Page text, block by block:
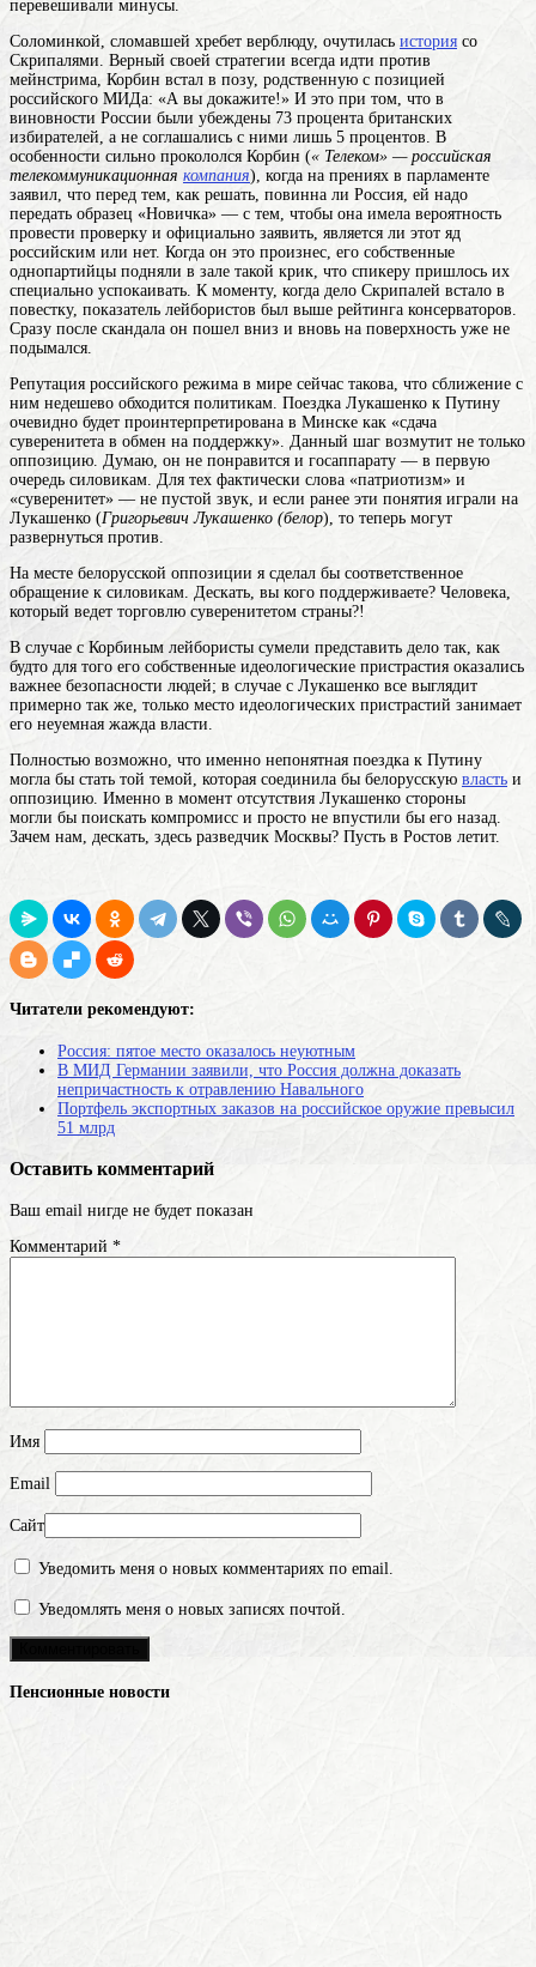
перевешивали минусы.
Соломинкой, сломавшей хребет верблюду, очутилась история со
Скрипалями. Верный своей стратегии всегда идти против
мейнстрима, Корбин встал в позу, родственную с позицией
российского МИДа: «А вы докажите!» И это при том, что в
виновности России были убеждены 73 процента британских
избирателей, а не соглашались с ними лишь 5 процентов. В
особенности сильно прокололся Корбин (« Телеком» — российская
телекоммуникационная компания), когда на прениях в парламенте
заявил, что перед тем, как решать, повинна ли Россия, ей надо
передать образец «Новичка» — с тем, чтобы она имела вероятность
провести проверку и официально заявить, является ли этот яд
российским или нет. Когда он это произнес, его собственные
однопартийцы подняли в зале такой крик, что спикеру пришлось их
специально успокаивать. К моменту, когда дело Скрипалей встало в
повестку, показатель лейбористов был выше рейтинга консерваторов.
Сразу после скандала он пошел вниз и вновь на поверхность уже не
подымался.
Репутация российского режима в мире сейчас такова, что сближение с
ним недешево обходится политикам. Поездка Лукашенко к Путину
очевидно будет проинтерпретирована в Минске как «сдача
суверенитета в обмен на поддержку». Данный шаг возмутит не только
оппозицию. Думаю, он не понравится и госаппарату — в первую
очередь силовикам. Для тех фактически слова «патриотизм» и
«суверенитет» — не пустой звук, и если ранее эти понятия играли на
Лукашенко (Григорьевич Лукашенко (белор), то теперь могут
развернуться против.
На месте белорусской оппозиции я сделал бы соответственное
обращение к силовикам. Дескать, вы кого поддерживаете? Человека,
который ведет торговлю суверенитетом страны?!
В случае с Корбиным лейбористы сумели представить дело так, как
будто для того его собственные идеологические пристрастия оказались
важнее безопасности людей; в случае с Лукашенко все выглядит
примерно так же, только место идеологических пристрастий занимает
его неуемная жажда власти.
Полностью возможно, что именно непонятная поездка к Путину
могла бы стать той темой, которая соединила бы белорусскую власть и
оппозицию. Именно в момент отсутствия Лукашенко стороны
могли бы поискать компромисс и просто не впустили бы его назад.
Зачем нам, дескать, здесь разведчик Москвы? Пусть в Ростов летит.
Читатели рекомендуют:
Россия: пятое место оказалось неуютным
В МИД Германии заявили, что Россия должна доказать
непричастность к отравлению Навального
Портфель экспортных заказов на российское оружие превысил
51 млрд
Оставить комментарий
Ваш email нигде не будет показан
Комментарий *
Имя
Email
Сайт
Уведомить меня о новых комментариях по email.
Уведомлять меня о новых записях почтой.
Пенсионные новости